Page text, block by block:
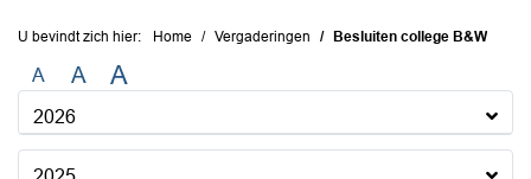
U bevindt zich hier: Home Vergaderingen Besluiten college B&W
A A A
2026